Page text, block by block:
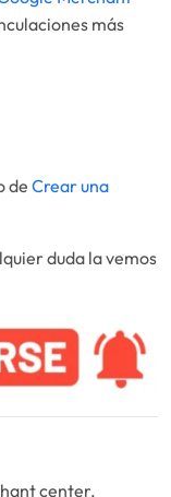
más
de Crear una
duda la vemos
center,